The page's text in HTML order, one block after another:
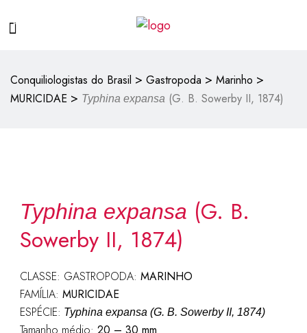
Conquiliologistas do Brasil > Gastropoda > Marinho >
MURICIDAE > Typhina expansa (G. B. Sowerby II, 1874)
Typhina expansa (G. B.
Sowerby II, 1874)
CLASSE: GASTROPODA: MARINHO
FAMÍLIA: MURICIDAE
ESPÉCIE: Typhina expansa (G. B. Sowerby II, 1874)